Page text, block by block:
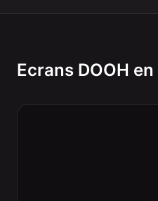
Ecrans DOOH